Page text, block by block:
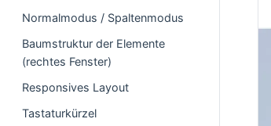
Normalmodus / Spaltenmodus
Baumstruktur der Elemente
(rechtes Fenster)
Responsives Layout
Tastaturkürzel